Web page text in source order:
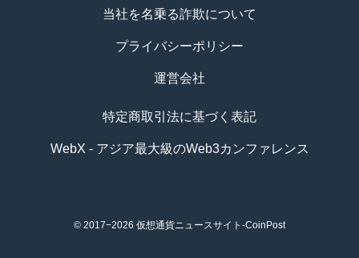
当社を名乗る詐欺について
プライバシーポリシー
運営会社
特定商取引法に基づく表記
WebX - アジア最大級のWeb3カンファレンス
© 2017−2026 仮想通貨ニュースサイト-CoinPost